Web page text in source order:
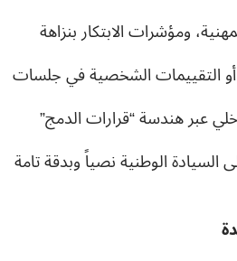
ومؤشرات الابتكار بنزاهة
أو التقييمات الشخصية في جلسات
عبر هندسة “قرارات الدمج”
الوطنية نصياً وبدقة تامة